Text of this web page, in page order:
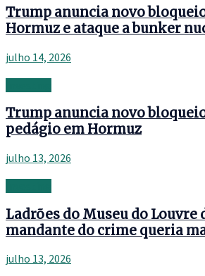
Trump anuncia novo
Hormuz e ataque a bunker
julho 14, 2026
Trump anuncia novo
pedágio em Hormuz
julho 13, 2026
Ladrões do Museu do Louvre
mandante do crime queria
julho 13, 2026